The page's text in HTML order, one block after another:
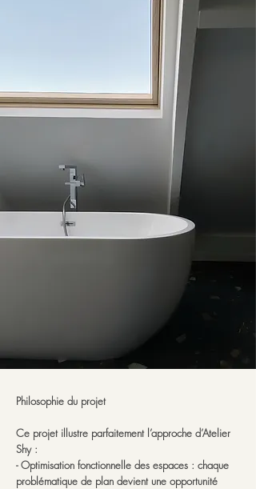
Philosophie du projet
Ce projet illustre parfaitement l’approche d’Atelier
Shy :
- Optimisation fonctionnelle des espaces : chaque
problématique de plan devient une opportunité